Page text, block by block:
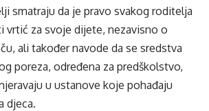
smatraju da je pravo svakog roditelja
vrtić za svoje dijete, nezavisno o
ali također navode da se sredstva
poreza, određena za predškolstvo,
u ustanove koje pohađaju
djeca.